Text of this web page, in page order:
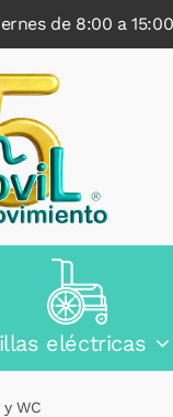
de 8:00 a
eléctricas
WC